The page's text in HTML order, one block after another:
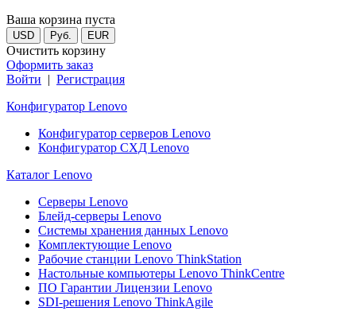
Ваша корзина пуста
USD Руб. EUR
Очистить корзину
Оформить заказ
Войти | Регистрация
Конфигуратор Lenovo
Конфигуратор серверов Lenovo
Конфигуратор СХД Lenovo
Каталог Lenovo
Серверы Lenovo
Блейд-серверы Lenovo
Системы хранения данных Lenovo
Комплектующие Lenovo
Рабочие станции Lenovo ThinkStation
Настольные компьютеры Lenovo ThinkCentre
ПО Гарантии Лицензии Lenovo
SDI-решения Lenovo ThinkAgile